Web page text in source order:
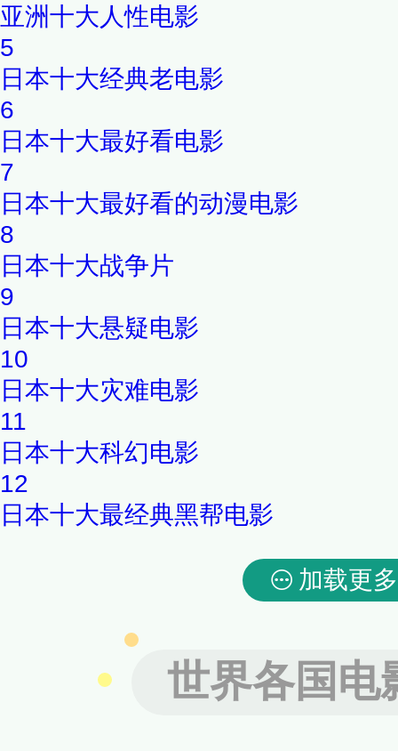
亚洲十大人性电影
5
日本十大经典老电影
6
日本十大最好看电影
7
日本十大最好看的动漫电影
8
日本十大战争片
9
日本十大悬疑电影
10
日本十大灾难电影
11
日本十大科幻电影
12
日本十大最经典黑帮电影
加载更多
世界各国电